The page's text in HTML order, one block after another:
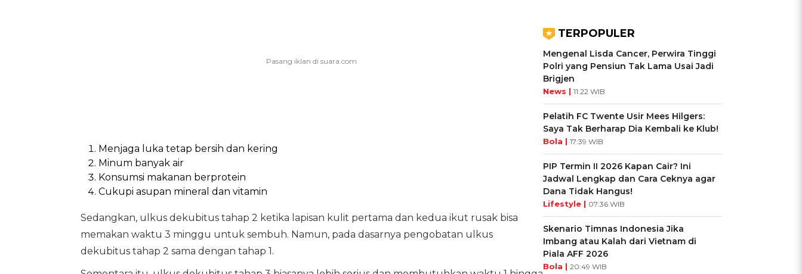
Menjaga luka tetap bersih dan kering
Minum banyak air
Konsumsi makanan berprotein
Cukupi asupan mineral dan vitamin
Sedangkan, ulkus dekubitus tahap 2 ketika lapisan kulit pertama dan kedua ikut rusak bisa
memakan waktu 3 minggu untuk sembuh. Namun, pada dasarnya pengobatan ulkus
dekubitus tahap 2 sama dengan tahap 1.
TERPOPULER
Mengenal Lisda Cancer, Perwira Tinggi
Polri yang Pensiun Tak Lama Usai Jadi
Brigjen
News | 11:22 WIB
Pelatih FC Twente Usir Mees Hilgers:
Saya Tak Berharap Dia Kembali ke Klub!
Bola | 17:39 WIB
PIP Termin II 2026 Kapan Cair? Ini
Jadwal Lengkap dan Cara Ceknya agar
Dana Tidak Hangus!
Lifestyle | 07:36 WIB
Skenario Timnas Indonesia Jika
Imbang atau Kalah dari Vietnam di
Piala AFF 2026
Bola | 20:49 WIB